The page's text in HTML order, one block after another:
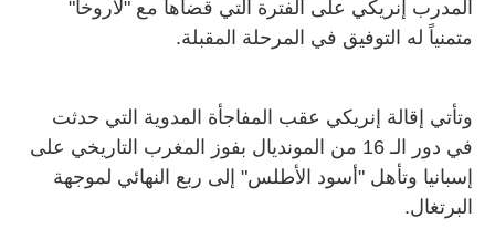
المدرب إنريكي على الفترة التي قضاها مع "لاروخا"
متمنياً له التوفيق في المرحلة المقبلة.
وتأتي إقالة إنريكي عقب المفاجأة المدوية التي حدثت
في دور الـ 16 من المونديال بفوز المغرب التاريخي على
إسبانيا وتأهل "أسود الأطلس" إلى ربع النهائي لموجهة
البرتغال.